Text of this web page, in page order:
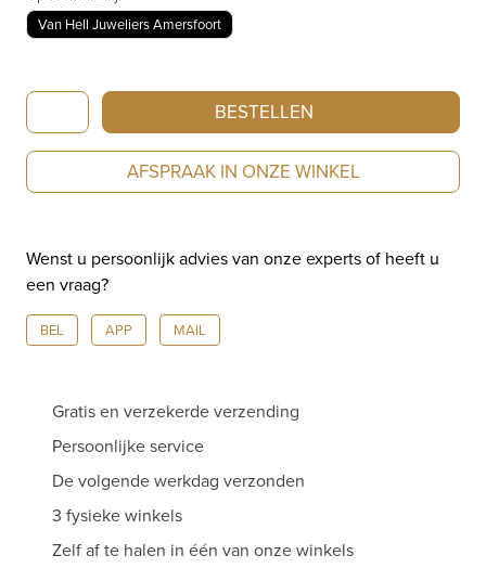
Van Hell Juweliers Amersfoort
Georg
Jensen
Offspring
BESTELLEN
AFSPRAAK IN ONZE WINKEL
Wenst u persoonlijk advies van onze experts of heeft u
een vraag?
BEL APP MAIL
Gratis en verzekerde verzending
Persoonlijke service
De volgende werkdag verzonden
3 fysieke winkels
Zelf af te halen in één van onze winkels